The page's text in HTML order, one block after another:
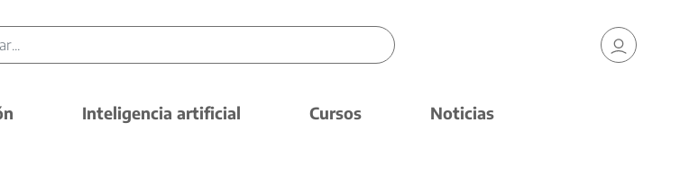
Inteligencia artificial Cursos Noticias